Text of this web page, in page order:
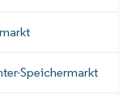
Speichermarkt